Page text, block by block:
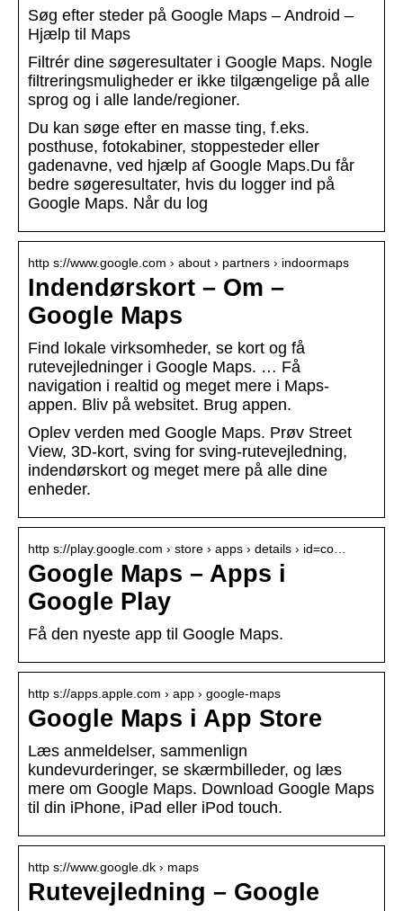
Søg efter steder på Google Maps – Android –
Hjælp til Maps
Filtrér dine søgeresultater i Google Maps. Nogle
filtreringsmuligheder er ikke tilgængelige på alle
sprog og i alle lande/regioner.
Du kan søge efter en masse ting, f.eks.
posthuse, fotokabiner, stoppesteder eller
gadenavne, ved hjælp af Google Maps.Du får
bedre søgeresultater, hvis du logger ind på
Google Maps. Når du log
http s://www.google.com › about › partners › indoormaps
Indendørskort – Om –
Google Maps
Find lokale virksomheder, se kort og få
rutevejledninger i Google Maps. … Få
navigation i realtid og meget mere i Maps-
appen. Bliv på websitet. Brug appen.
Oplev verden med Google Maps. Prøv Street
View, 3D-kort, sving for sving-rutevejledning,
indendørskort og meget mere på alle dine
enheder.
http s://play.google.com › store › apps › details › id=co…
Google Maps – Apps i
Google Play
Få den nyeste app til Google Maps.
http s://apps.apple.com › app › google-maps
Google Maps i App Store
Læs anmeldelser, sammenlign
kundevurderinger, se skærmbilleder, og læs
mere om Google Maps. Download Google Maps
til din iPhone, iPad eller iPod touch.
http s://www.google.dk › maps
Rutevejledning – Google